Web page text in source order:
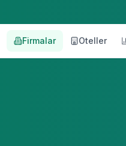
Firmalar Oteller